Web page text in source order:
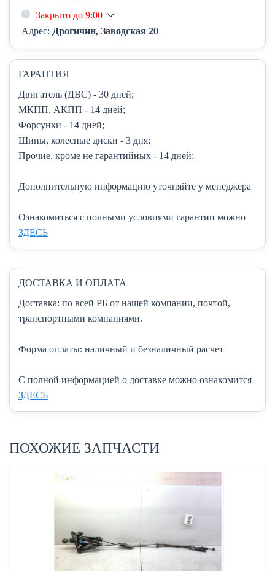
Закрыто до 9:00
Адрес: Дрогичин, Заводская 20
ГАРАНТИЯ
Двигатель (ДВС) - 30 дней;
МКПП, АКПП - 14 дней;
Форсунки - 14 дней;
Шины, колесные диски - 3 дня;
Прочие, кроме не гарантийных - 14 дней;
Дополнительную информацию уточняйте у менеджера
Ознакомиться с полными условиями гарантии можно
ЗДЕСЬ
ДОСТАВКА И ОПЛАТА
Доставка: по всей РБ от нашей компании, почтой,
транспортными компаниями.
Форма оплаты: наличный и безналичный расчет
C полной информацией о доставке можно ознакомится
ЗДЕСЬ
ПОХОЖИЕ ЗАПЧАСТИ